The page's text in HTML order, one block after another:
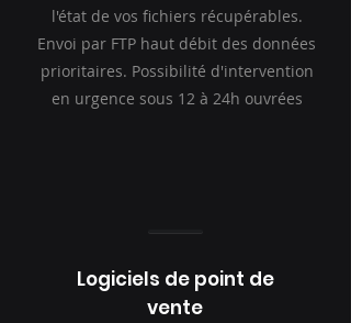
l'état de vos fichiers récupérables.
Envoi par FTP haut débit des données
prioritaires. Possibilité d'intervention
en urgence sous 12 à 24h ouvrées
Logiciels de point de
vente